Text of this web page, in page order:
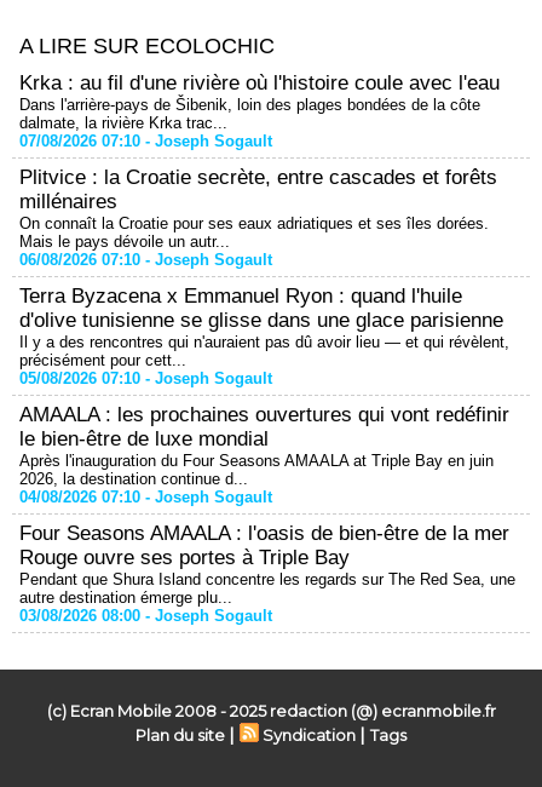
A LIRE SUR ECOLOCHIC
Krka : au fil d'une rivière où l'histoire coule avec l'eau
Dans l'arrière-pays de Šibenik, loin des plages bondées de la côte
dalmate, la rivière Krka trac...
07/08/2026 07:10 - Joseph Sogault
Plitvice : la Croatie secrète, entre cascades et forêts
millénaires
On connaît la Croatie pour ses eaux adriatiques et ses îles dorées.
Mais le pays dévoile un autr...
06/08/2026 07:10 - Joseph Sogault
Terra Byzacena x Emmanuel Ryon : quand l'huile
d'olive tunisienne se glisse dans une glace parisienne
Il y a des rencontres qui n'auraient pas dû avoir lieu — et qui révèlent,
précisément pour cett...
05/08/2026 07:10 - Joseph Sogault
AMAALA : les prochaines ouvertures qui vont redéfinir
le bien-être de luxe mondial
Après l'inauguration du Four Seasons AMAALA at Triple Bay en juin
2026, la destination continue d...
04/08/2026 07:10 - Joseph Sogault
Four Seasons AMAALA : l'oasis de bien-être de la mer
Rouge ouvre ses portes à Triple Bay
Pendant que Shura Island concentre les regards sur The Red Sea, une
autre destination émerge plu...
03/08/2026 08:00 - Joseph Sogault
(c) Ecran Mobile 2008 - 2025 redaction (@) ecranmobile.fr
Plan du site | Syndication |Tags